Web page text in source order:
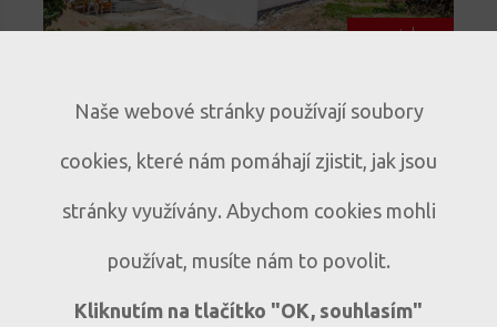
novinka
Prodej historického rodinného
Kolince
D333
Historický dům s atmosférou v obci
Naše webové stránky používají soubory
cookies, které nám pomáhají zjistit, jak jsou
stránky využívány. Abychom cookies mohli
používat, musíte nám to povolit.
Kliknutím na tlačítko "OK, souhlasím"